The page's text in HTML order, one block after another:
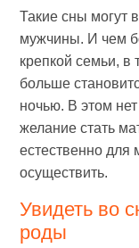
Такие сны могут
мужчины. И чем
крепкой семьи, в
больше
ночью. В этом
желание стать
естественно
осуществить.
Увидеть во
роды